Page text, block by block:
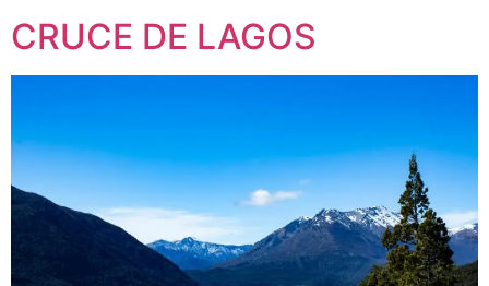
CRUCE DE LAGOS